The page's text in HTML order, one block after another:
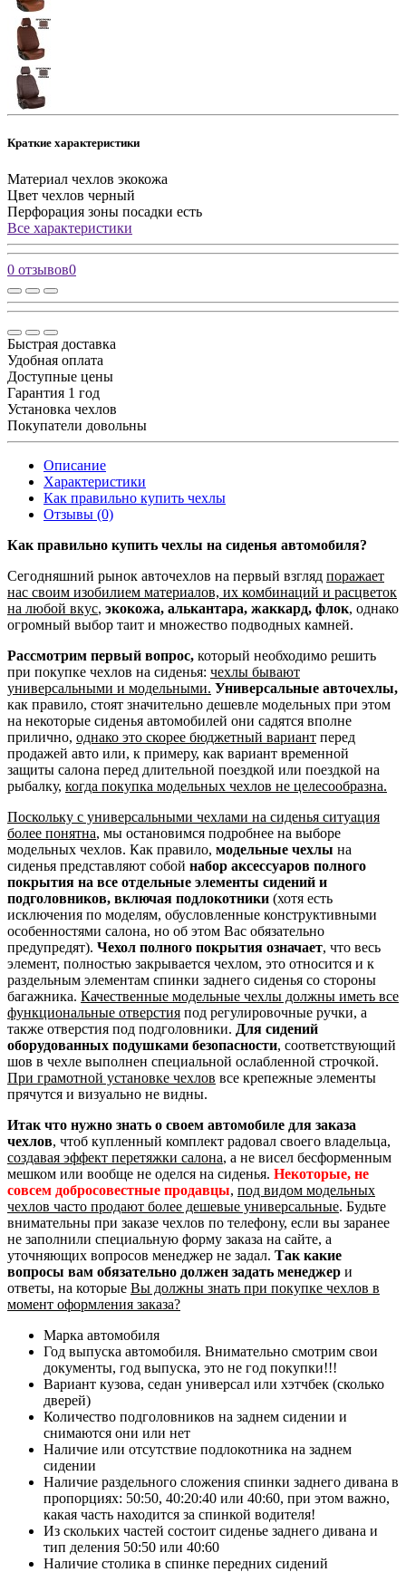
Краткие характеристики
Материал чехлов экокожа
Цвет чехлов черный
Перфорация зоны посадки есть
Все характеристики
0 отзывов0
Быстрая доставка
Удобная оплата
Доступные цены
Гарантия 1 год
Установка чехлов
Покупатели довольны
Описание
Характеристики
Как правильно купить чехлы
Отзывы (0)
Как правильно купить чехлы на сиденья автомобиля?
Сегодняшний рынок авточехлов на первый взгляд поражает
нас своим изобилием материалов, их комбинаций и расцветок
на любой вкус, экокожа, алькантара, жаккард, флок, однако
огромный выбор таит и множество подводных камней.
Рассмотрим первый вопрос, который необходимо решить
при покупке чехлов на сиденья: чехлы бывают
универсальными и модельными. Универсальные авточехлы,
как правило, стоят значительно дешевле модельных при этом
на некоторые сиденья автомобилей они садятся вполне
прилично, однако это скорее бюджетный вариант перед
продажей авто или, к примеру, как вариант временной
защиты салона перед длительной поездкой или поездкой на
рыбалку, когда покупка модельных чехлов не целесообразна.
Поскольку с универсальными чехлами на сиденья ситуация
более понятна, мы остановимся подробнее на выборе
модельных чехлов. Как правило, модельные чехлы на
сиденья представляют собой набор аксессуаров полного
покрытия на все отдельные элементы сидений и
подголовников, включая подлокотники (хотя есть
исключения по моделям, обусловленные конструктивными
особенностями салона, но об этом Вас обязательно
предупредят). Чехол полного покрытия означает, что весь
элемент, полностью закрывается чехлом, это относится и к
раздельным элементам спинки заднего сиденья со стороны
багажника. Качественные модельные чехлы должны иметь все
функциональные отверстия под регулировочные ручки, а
также отверстия под подголовники. Для сидений
оборудованных подушками безопасности, соответствующий
шов в чехле выполнен специальной ослабленной строчкой.
При грамотной установке чехлов все крепежные элементы
прячутся и визуально не видны.
Итак что нужно знать о своем автомобиле для заказа
чехлов, чтоб купленный комплект радовал своего владельца,
создавая эффект перетяжки салона, а не висел бесформенным
мешком или вообще не оделся на сиденья. Некоторые, не
совсем добросовестные продавцы, под видом модельных
чехлов часто продают более дешевые универсальные. Будьте
внимательны при заказе чехлов по телефону, если вы заранее
не заполнили специальную форму заказа на сайте, а
уточняющих вопросов менеджер не задал. Так какие
вопросы вам обязательно должен задать менеджер и
ответы, на которые Вы должны знать при покупке чехлов в
момент оформления заказа?
Марка автомобиля
Год выпуска автомобиля. Внимательно смотрим свои
документы, год выпуска, это не год покупки!!!
Вариант кузова, седан универсал или хэтчбек (сколько
дверей)
Количество подголовников на заднем сидении и
снимаются они или нет
Наличие или отсутствие подлокотника на заднем
сидении
Наличие раздельного сложения спинки заднего дивана в
пропорциях: 50:50, 40:20:40 или 40:60, при этом важно,
какая часть находится за спинкой водителя!
Из скольких частей состоит сиденье заднего дивана и
тип деления 50:50 или 40:60
Наличие столика в спинке передних сидений